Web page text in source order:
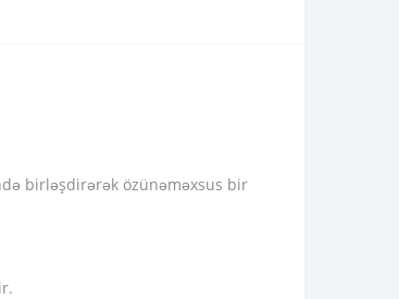
birləşdirərək özünəməxsus bir